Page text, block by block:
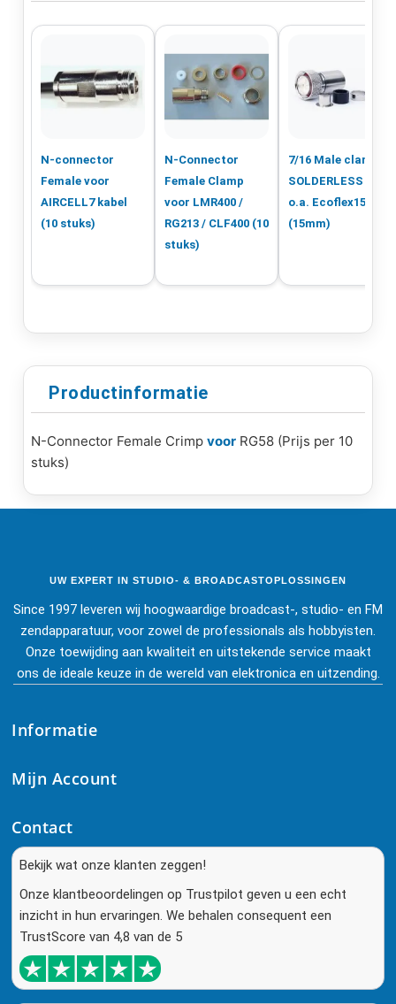
N-connector
Female voor
AIRCELL7 kabel
(10 stuks)
N-Connector
Female Clamp
voor LMR400 /
RG213 / CLF400 (10
stuks)
7/16 Male clamp
SOLDERLESS voor
o.a. Ecoflex15
(15mm)
Productinformatie
N-Connector Female Crimp voor RG58 (Prijs per 10
stuks)
UW EXPERT IN STUDIO- & BROADCASTOPLOSSINGEN
Since 1997 leveren wij hoogwaardige broadcast-, studio- en FM
zendapparatuur, voor zowel de professionals als hobbyisten.
Onze toewijding aan kwaliteit en uitstekende service maakt
ons de ideale keuze in de wereld van elektronica en uitzending.
Informatie
Mijn Account
Contact
Bekijk wat onze klanten zeggen!
Onze klantbeoordelingen op Trustpilot geven u een echt
inzicht in hun ervaringen. We behalen consequent een
TrustScore van 4,8 van de 5